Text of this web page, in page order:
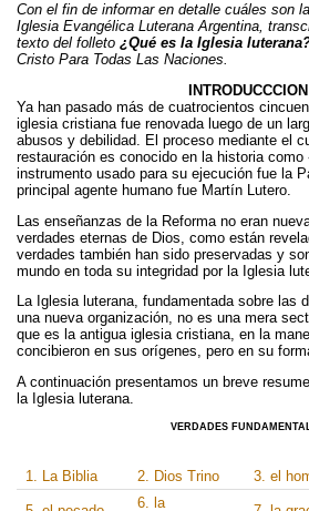
c
e
b
o
k
i
t
t
r
Con el fin de informar en detalle cuáles son
Iglesia Evangélica Luterana Argentina,
texto del folleto ¿Qué es la Iglesia
Cristo Para Todas Las Naciones.
INTRODUCCCION
Ya han pasado más de cuatrocientos
iglesia cristiana fue renovada luego de un
abusos y debilidad. El proceso mediante el
restauración es conocido en la historia como
instrumento usado para su ejecución fue la
principal agente humano fue Martín Lutero.
Las enseñanzas de la Reforma no eran
verdades eternas de Dios, como están
verdades también han sido preservadas y
mundo en toda su integridad por la Iglesia
La Iglesia luterana, fundamentada sobre las
una nueva organización, no es una mera
que es la antigua iglesia cristiana, en la
concibieron en sus orígenes, pero en su
A continuación presentamos un breve
la Iglesia luterana.
VERDADES
1. La Biblia 2. Dios Trino 3. el
6. la